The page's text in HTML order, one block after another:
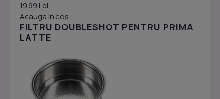
19.99 Lei
Adauga in cos
FILTRU DOUBLESHOT PENTRU PRIMA
LATTE